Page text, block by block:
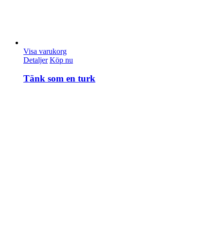
Visa varukorg
Detaljer Köp nu
Tänk som en turk